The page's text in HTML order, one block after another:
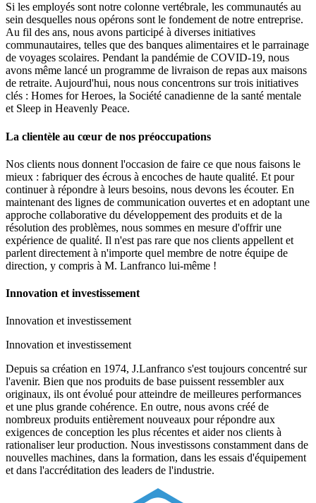
Si les employés sont notre colonne vertébrale, les communautés au
sein desquelles nous opérons sont le fondement de notre entreprise.
Au fil des ans, nous avons participé à diverses initiatives
communautaires, telles que des banques alimentaires et le parrainage
de voyages scolaires. Pendant la pandémie de COVID-19, nous
avons même lancé un programme de livraison de repas aux maisons
de retraite. Aujourd'hui, nous nous concentrons sur trois initiatives
clés : Homes for Heroes, la Société canadienne de la santé mentale
et Sleep in Heavenly Peace.
La clientèle au cœur de nos préoccupations
Nos clients nous donnent l'occasion de faire ce que nous faisons le
mieux : fabriquer des écrous à encoches de haute qualité. Et pour
continuer à répondre à leurs besoins, nous devons les écouter. En
maintenant des lignes de communication ouvertes et en adoptant une
approche collaborative du développement des produits et de la
résolution des problèmes, nous sommes en mesure d'offrir une
expérience de qualité. Il n'est pas rare que nos clients appellent et
parlent directement à n'importe quel membre de notre équipe de
direction, y compris à M. Lanfranco lui-même !
Innovation et investissement
Innovation et investissement
Innovation et investissement
Depuis sa création en 1974, J.Lanfranco s'est toujours concentré sur
l'avenir. Bien que nos produits de base puissent ressembler aux
originaux, ils ont évolué pour atteindre de meilleures performances
et une plus grande cohérence. En outre, nous avons créé de
nombreux produits entièrement nouveaux pour répondre aux
exigences de conception les plus récentes et aider nos clients à
rationaliser leur production. Nous investissons constamment dans de
nouvelles machines, dans la formation, dans les essais d'équipement
et dans l'accréditation des leaders de l'industrie.